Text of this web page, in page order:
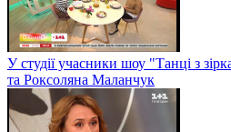
У студії учасники шоу "Танці з
та Роксоляна Маланчук